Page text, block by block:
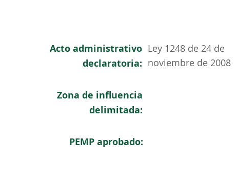
Acto administrativo
declaratoria:
Ley 1248 de 24 de
noviembre de 2008
Zona de influencia
delimitada:
PEMP aprobado: